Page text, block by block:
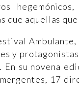
que aquellas
y
su novena
17